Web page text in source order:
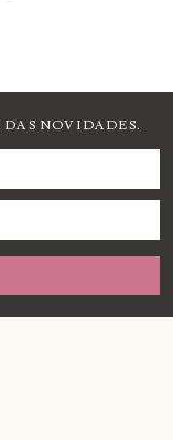
NOVIDADES.